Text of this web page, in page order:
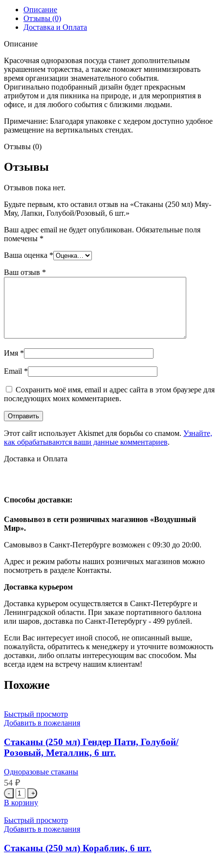
Описание
Отзывы (0)
Доставка и Оплата
Описание
Красочная одноразовая посуда станет дополнительным
украшением торжества, а также поможет минимизировать
время организации знаменательного события.
Оригинально подобранный дизайн будет прекрасным
атрибутом и для пикника на природе, и для мероприятия в
офисе, и для любого события с близкими людьми.
Примечание: Благодаря упаковке с хедером доступно удобное
размещение на вертикальных стендах.
Отзывы (0)
Отзывы
Отзывов пока нет.
Будьте первым, кто оставил отзыв на «Стаканы (250 мл) Мяу-
Мяу, Лапки, Голубой/Розовый, 6 шт.»
Ваш адрес email не будет опубликован. Обязательные поля
помечены *
Ваша оценка *
Ваш отзыв *
Имя *
Email *
Сохранить моё имя, email и адрес сайта в этом браузере для
последующих моих комментариев.
Этот сайт использует Akismet для борьбы со спамом. Узнайте,
как обрабатываются ваши данные комментариев.
Доставка и Оплата
Способы доставки:
Самовывоз в сети розничных магазинов «Воздушный
Мир».
Самовывоз в Санкт-Петербурге возможен с 09:30 до 20:00.
Адрес и режим работы наших розничных магазинов можно
посмотреть в разделе Контакты.
Доставка курьером
Доставка курьером осуществляется в Санкт-Петербурге и
Ленинградской области. При заказе портативного баллона
или шаров, доставка по Санкт-Петербургу - 499 рублей.
Если Вас интересует иной способ, не описанный выше,
пожалуйста, обратитесь к менеджеру и уточните возможность
доставки, либо оплаты интересующим вас способом. Мы
всегда идем на встречу нашим клиентам!
Похожие
Быстрый просмотр
Добавить в пожелания
Стаканы (250 мл) Гендер Пати, Голубой/
Розовый, Металлик, 6 шт.
Одноразовые стаканы
54 ₽
Количество
товара
Стаканы
(250
мл)
Голубой/
В корзину
Быстрый просмотр
Добавить в пожелания
Стаканы (250 мл) Кораблик, 6 шт.